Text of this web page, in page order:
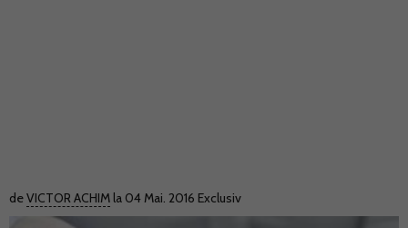
deVICTOR ACHIM la 04 Mai. 2016 Exclusiv